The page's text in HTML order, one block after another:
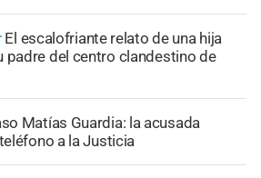
El escalofriante relato de una hija
padre del centro clandestino de
Matías Guardia: la acusada
a la Justicia